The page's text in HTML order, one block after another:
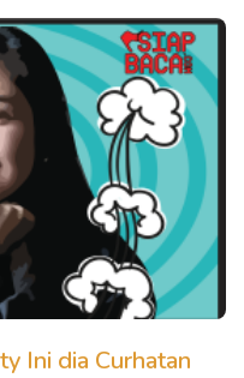
Ini dia Curhatan